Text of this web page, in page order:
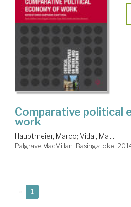
Comparative political
work
Hauptmeier, Marco; Vidal, Matt
Palgrave MacMillan. Basingstoke,
« 1